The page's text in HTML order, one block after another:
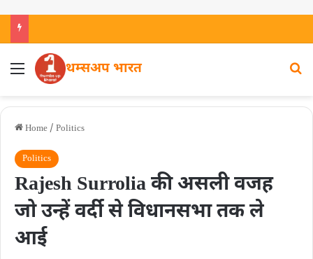
थम्सअप भारत
Home / Politics
Politics
Rajesh Surrolia की असली वजह
जो उन्हें वर्दी से विधानसभा तक ले
आई